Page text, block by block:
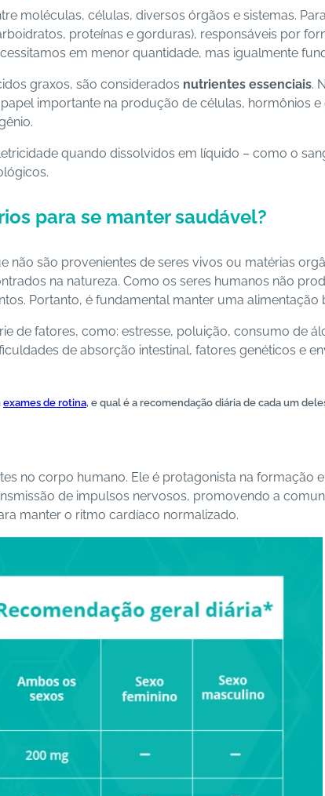
moléculas, células, diversos órgãos e sistemas.
proteínas e gorduras), responsáveis por
em menor quantidade, mas igualmente
graxos, são considerados nutrientes essenciais.
importante na produção de células, hormônios e
quando dissolvidos em líquido – como o
para se manter saudável?
não são provenientes de seres vivos ou matérias
na natureza. Como os seres humanos não
Portanto, é fundamental manter uma alimentação
de fatores, como: estresse, poluição, consumo de
de absorção intestinal, fatores genéticos e
exames de rotina, e qual é a recomendação diária de cada um
no corpo humano. Ele é protagonista na formação
de impulsos nervosos, promovendo a
manter o ritmo cardíaco normalizado.